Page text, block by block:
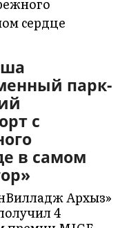
парк-
с
в самом
Архыз»
4